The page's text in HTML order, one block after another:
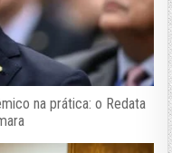
na prática: o Redata